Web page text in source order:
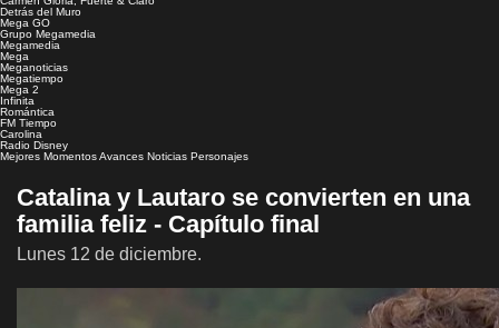
Detrás del Muro
Mega GO
Grupo Megamedia
Megamedia
Mega
Meganoticias
Megatiempo
Mega 2
Infinita
Romántica
FM Tiempo
Carolina
Radio Disney
Mejores MomentosAvances Noticias Personajes
Catalina y Lautaro se convierten en una
familia feliz - Capítulo final
Lunes 12 de diciembre.